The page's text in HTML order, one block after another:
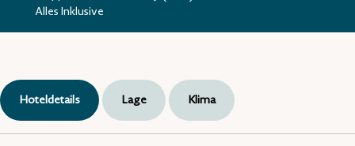
Alles Inklusive
Hoteldetails Lage Klima